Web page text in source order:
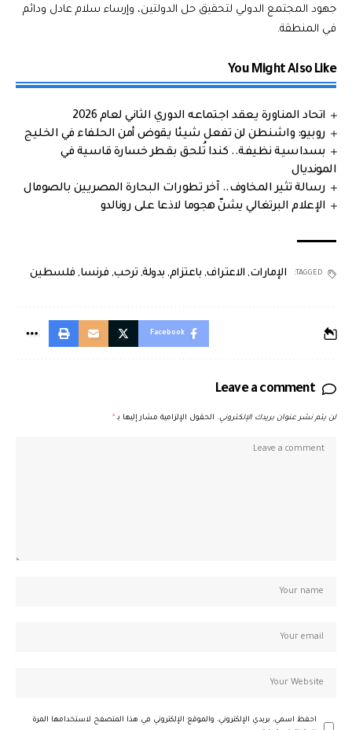
جهود المجتمع الدولي لتحقيق حل الدولتين، وإرساء سلام عادل ودائم
في المنطقة.
You Might Also Like
اتحاد المناورة يعقد اجتماعه الدوري الثاني لعام 2026
روبيو: واشنطن لن تفعل شيئا يقوض أمن الحلفاء في الخليج
بسداسية نظيفة.. كندا تُلحق بقطر خسارة قاسية في
المونديال
رسالة تثير المخاوف.. آخر تطورات البحارة المصريين بالصومال
الإعلام البرتغالي يشنّ هجوما لاذعا على رونالدو
TAGGED: الإمارات, الاعتراف, باعتزام, بدولة, ترحب, فرنسا, فلسطين
Facebook
Leave a comment
لن يتم نشر عنوان بريدك الإلكتروني. الحقول الإلزامية مشار إليها بـ *
احفظ اسمي، بريدي الإلكتروني، والموقع الإلكتروني في هذا المتصفح لاستخدامها المرة